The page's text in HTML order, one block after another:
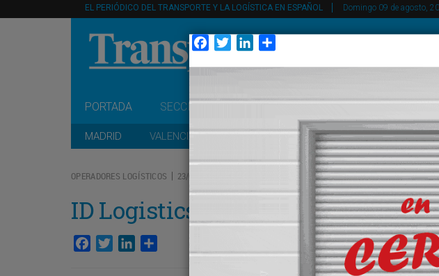
EL PERIÓDICO DEL TRANSPORTE Y LA LOGÍSTICA EN ESPAÑOL Domingo 09 de agosto,
PORTADA SECCIONES
MADRID VALENCIA CATALUÑA ANDALUCÍA PAÍS VASCO
OPERADORES LOGÍSTICOS 23/06/2026
ID Logistics se refuerza en el
Facebook
TwitterLinkedIn
Facebook
TwitterLinkedIn